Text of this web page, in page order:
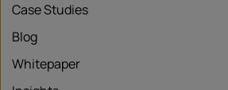
Case Studies
Blog
Whitepaper